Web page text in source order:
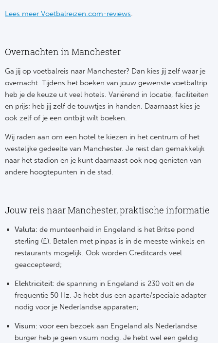
Lees meer Voetbalreizen.com-reviews.
Overnachten in Manchester
Ga jij op voetbalreis naar Manchester? Dan kies jij zelf waar je
overnacht. Tijdens het boeken van jouw gewenste voetbaltrip
heb je de keuze uit veel hotels. Variërend in locatie, faciliteiten
en prijs; heb jij zelf de touwtjes in handen. Daarnaast kies je
ook zelf of je een ontbijt wilt boeken.
Wij raden aan om een hotel te kiezen in het centrum of het
westelijke gedeelte van Manchester. Je reist dan gemakkelijk
naar het stadion en je kunt daarnaast ook nog genieten van
andere hoogtepunten in de stad.
Jouw reis naar Manchester, praktische informatie
Valuta: de munteenheid in Engeland is het Britse pond
sterling (£). Betalen met pinpas is in de meeste winkels en
restaurants mogelijk. Ook worden Creditcards veel
geaccepteerd;
Elektriciteit: de spanning in Engeland is 230 volt en de
frequentie 50 Hz. Je hebt dus een aparte/speciale adapter
nodig voor je Nederlandse apparaten;
Visum: voor een bezoek aan Engeland als Nederlandse
burger heb je geen visum nodig. Je hebt wel een geldig